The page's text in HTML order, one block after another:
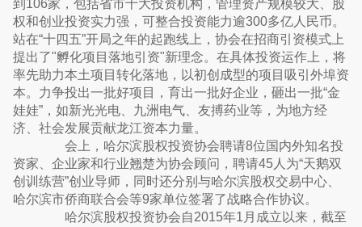
到106家，包括省市十大投资机构，管理资产规模较大、股
权和创业投资实力强，可整合投资能力逾300多亿人民币。
站在“十四五”开局之年的起跑线上，协会在招商引资模式上
提出了"孵化项目落地引资"新理念。在具体投资运作上，将
率先助力本土项目转化落地，以初创成型的项目吸引外埠资
本。力争投出一批好项目，育出一批好企业，砸出一批“金
娃娃”，如新光光电、九洲电气、友搏药业等，为地方经
济、社会发展贡献龙江资本力量。
会上，哈尔滨股权投资协会聘请8位国内外知名投
资家、企业家和行业翘楚为协会顾问，聘请45人为“天鹅双
创训练营”创业导师，同时还分别与哈尔滨股权交易中心、
哈尔滨市侨商联合会等9家单位签署了战略合作协议。
哈尔滨股权投资协会自2015年1月成立以来，截至